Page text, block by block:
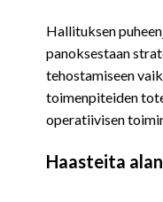
Hallituksen
panoksestaan
tehostamiseen
toimenpiteiden
operatiivisen
Haasteita